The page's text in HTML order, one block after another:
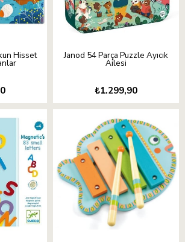
Hisset Janod 54 Parça Puzzle Ayıcık
Ailesi
₺1.299,90